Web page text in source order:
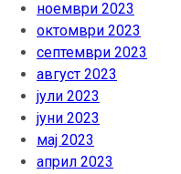
ноември 2023
октомври 2023
септември 2023
август 2023
јули 2023
јуни 2023
мај 2023
април 2023